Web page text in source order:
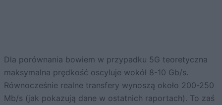
Dla porównania bowiem w przypadku 5G teoretyczna
maksymalna prędkość oscyluje wokół 8-10 Gb/s.
Równocześnie realne transfery wynoszą około 200-250
Mb/s (jak pokazują dane w ostatnich raportach). To zaś